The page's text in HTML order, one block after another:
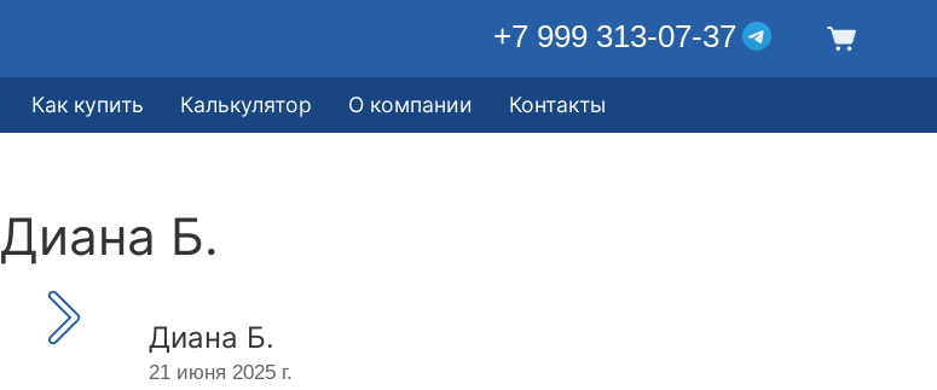
+7 999 313-07-37
Как купить Калькулятор О компании Контакты
Диана Б.
Диана Б.
21 июня 2025 г.